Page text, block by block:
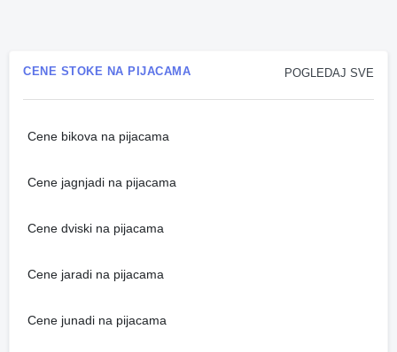
POGLEDAJ SVE
CENE STOKE NA PIJACAMA
Cene bikova na pijacama
Cene jagnjadi na pijacama
Cene dviski na pijacama
Cene jaradi na pijacama
Cene junadi na pijacama